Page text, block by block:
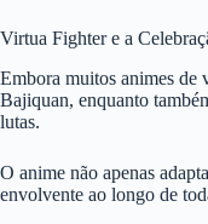
Virtua Fighter e a
Embora muitos animes de
Bajiquan, enquanto
lutas.
O anime não apenas
envolvente ao longo de